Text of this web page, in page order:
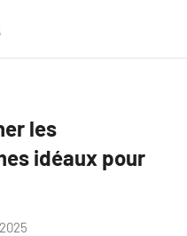
les
idéaux pour